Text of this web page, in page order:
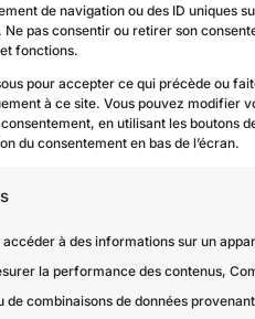
de navigation ou des ID uniques
Ne pas consentir ou retirer son
fonctions.
pour accepter ce qui précède ou
à ce site. Vous pouvez modifier
en utilisant les boutons
du consentement en bas de l’écran.
à des informations sur un
la performance des contenus,
de combinaisons de données